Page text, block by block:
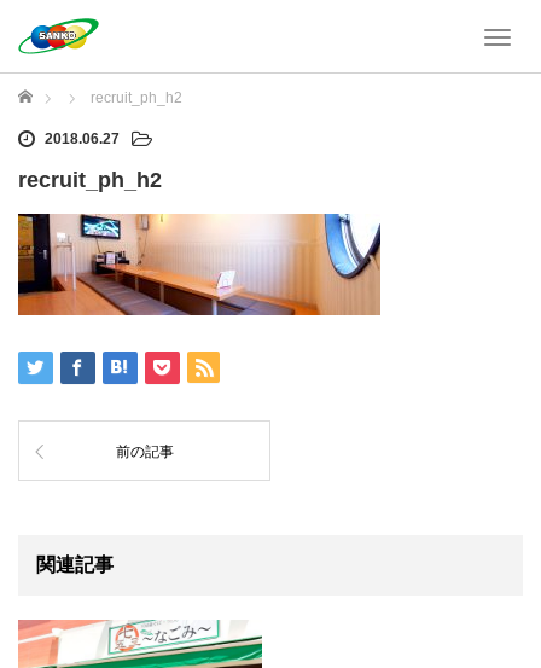
T
ホーム recruit_ph_h2
2018.06.27
recruit_ph_h2
前の記事
関連記事